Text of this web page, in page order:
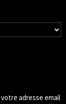
adresse email